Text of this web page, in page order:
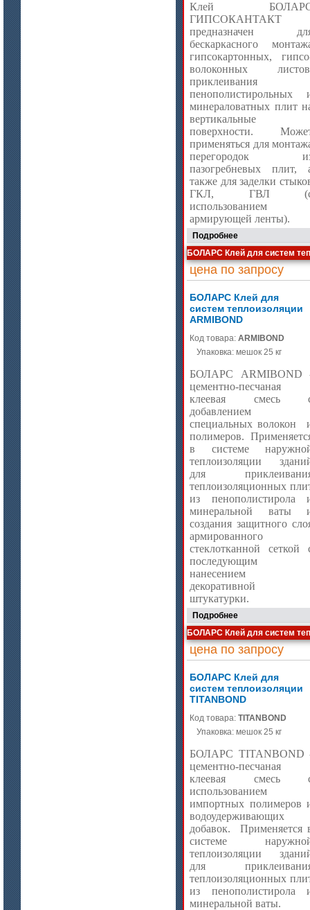
Клей
ГИПСОКАНТАКТ
предназначен
бескаркасного
гипсокартонных,
волоконных
приклеивания
пенополистирольных
минераловатных плит
вертикальные
поверхности.
применяться для
перегородок
пазогребневых плит,
также для заделки
ГКЛ, ГВЛ
использованием
армирующей ленты).
Подробнее
БОЛАРС Клей для систем
цена по запросу
БОЛАРС Клей для
систем теплоизоляции
ARMIBOND
Код товара: ARMIBOND
Упаковка: мешок 25 кг
БОЛАРС ARMIBOND
цементно-песчаная
клеевая смесь
добавлением
специальных волокон
полимеров.
в системе
теплоизоляции
для
теплоизоляционных
из пенополистирола
минеральной ваты
создания защитного
армированного
стеклотканной сеткой
последующим
нанесением
декоративной
штукатурки.
Подробнее
БОЛАРС Клей для систем
цена по запросу
БОЛАРС Клей для
систем теплоизоляции
TITANBOND
Код товара: TITANBOND
Упаковка: мешок 25 кг
БОЛАРС TITANBOND
цементно-песчаная
клеевая смесь
использованием
импортных полимеров
водоудерживающих
добавок.
Применяется
системе
теплоизоляции
для
теплоизоляционных
из пенополистирола
минеральной ваты.